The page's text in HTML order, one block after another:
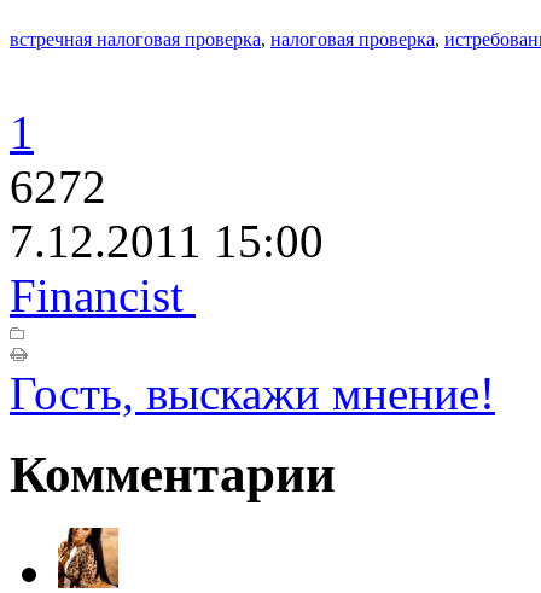
встречная налоговая проверка, налоговая проверка,
1
6272
7.12.2011 15:00
Financist
Гость, выскажи мнение!
Комментарии